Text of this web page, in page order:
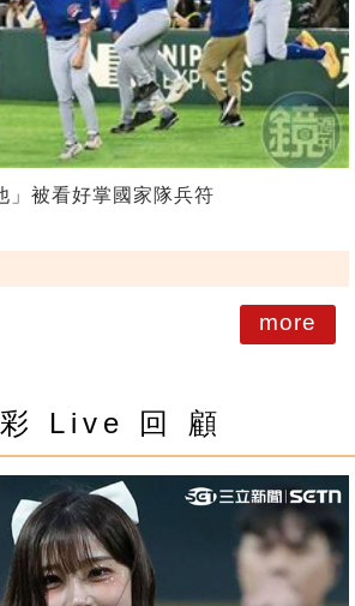
被看好掌國家隊兵符
more
Live 回 顧